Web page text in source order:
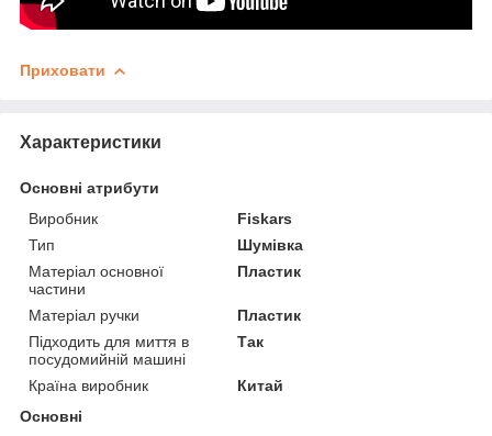
Приховати
Характеристики
Основні атрибути
Виробник
Fiskars
Тип
Шумівка
Матеріал основної
частини
Пластик
Матеріал ручки
Пластик
Підходить для миття в
посудомийній машині
Так
Країна виробник
Китай
Основні